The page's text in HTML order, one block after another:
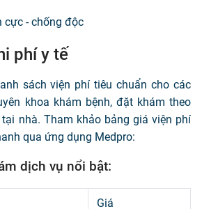
cực - chống độc
phí y tế
sách viện phí tiêu chuẩn cho các
khoa khám bệnh, đặt khám theo
nhà. Tham khảo bảng giá viện phí
qua ứng dụng Medpro:
dịch vụ nổi bật:
Giá